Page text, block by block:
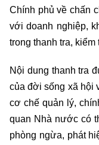
Chính phủ về chấn
với doanh nghiệp,
trong thanh tra, kiểm
Nội dung thanh tra
của đời sống xã hội
cơ chế quản lý,
quan Nhà nước có
phòng ngừa, phát